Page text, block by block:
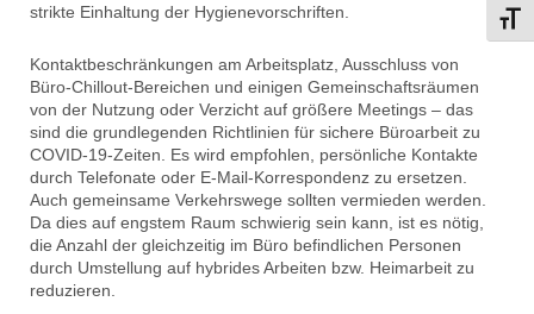
strikte Einhaltung der Hygienevorschriften.
Kontaktbeschränkungen am Arbeitsplatz, Ausschluss von
Büro-Chillout-Bereichen und einigen Gemeinschaftsräumen
von der Nutzung oder Verzicht auf größere Meetings – das
sind die grundlegenden Richtlinien für sichere Büroarbeit zu
COVID-19-Zeiten. Es wird empfohlen, persönliche Kontakte
durch Telefonate oder E-Mail-Korrespondenz zu ersetzen.
Auch gemeinsame Verkehrswege sollten vermieden werden.
Da dies auf engstem Raum schwierig sein kann, ist es nötig,
die Anzahl der gleichzeitig im Büro befindlichen Personen
durch Umstellung auf hybrides Arbeiten bzw. Heimarbeit zu
reduzieren.